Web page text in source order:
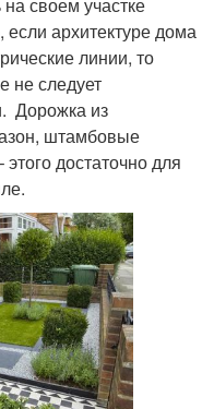
архитектуре дома
линии, то
не следует
Дорожка из
штамбовые
достаточно для